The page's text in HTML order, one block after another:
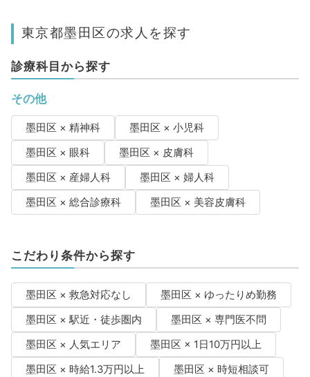
東京都墨田区の求人を探す
診療科目から探す
その他
墨田区 × 精神科
墨田区 × 小児科
墨田区 × 眼科
墨田区 × 皮膚科
墨田区 × 産婦人科
墨田区 × 婦人科
墨田区 × 総合診療科
墨田区 × 美容皮膚科
こだわり条件から探す
墨田区 × 救急対応なし
墨田区 × ゆったりめ勤務
墨田区 × 駅近・徒歩圏内
墨田区 × 専門医不問
墨田区 × 人気エリア
墨田区 × 1日10万円以上
墨田区 × 時給1.3万円以上
墨田区 × 時短相談可